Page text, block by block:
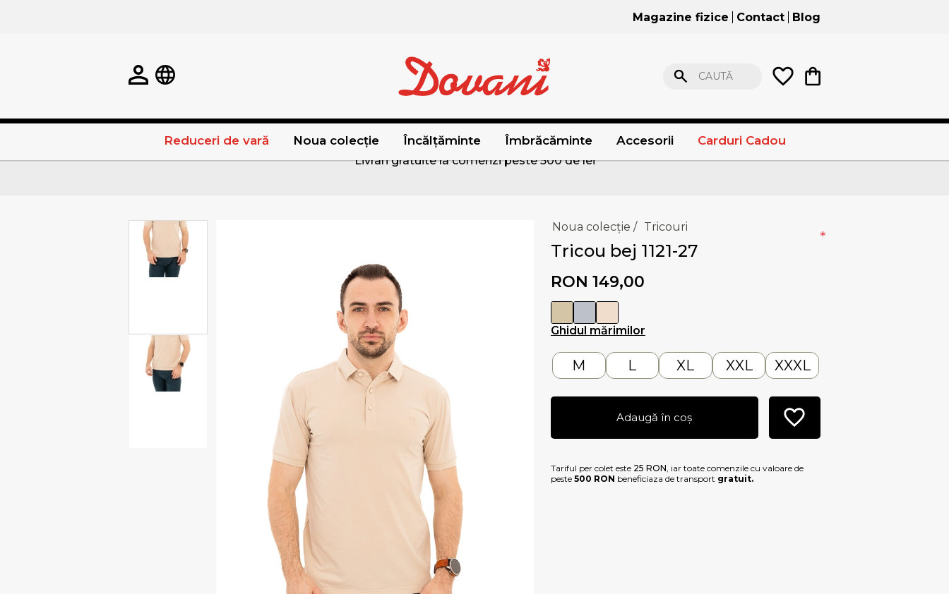
Magazine fizice Contact Blog
CAUTĂ
Reduceri de vară Noua colecție Încălțăminte Îmbrăcăminte Accesorii Carduri Cadou
Livrari gratuite la comenzi peste 500 de lei
Noua colecție / Tricouri
Tricou bej 1121-27
RON 149,00
Ghidul mărimilor
*
M L XL XXL XXXL
Adaugă în coș
Tariful per colet este 25 RON , iar toate comenzile cu valoare de
peste 500 RON beneficiaza de transport gratuit.